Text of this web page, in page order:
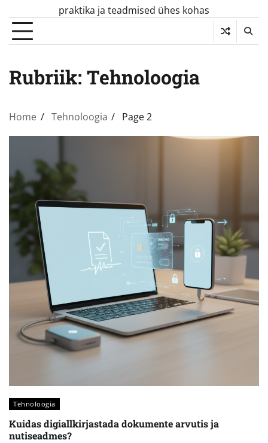
content
praktika ja teadmised ühes kohas
Rubriik: Tehnoloogia
Home Tehnoloogia Page 2
Tehnoloogia
Kuidas digiallkirjastada dokumente arvutis ja
nutiseadmes?